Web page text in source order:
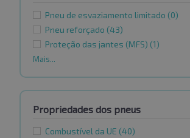
Pneu de esvaziamento limitado (0)
Pneu reforçado (43)
Proteção das jantes (MFS) (1)
Mais...
Propriedades dos pneus
Combustível da UE (40)